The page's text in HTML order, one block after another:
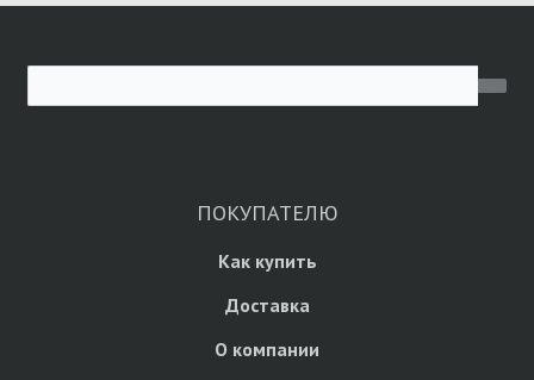
ПОКУПАТЕЛЮ
Как купить
Доставка
О компании